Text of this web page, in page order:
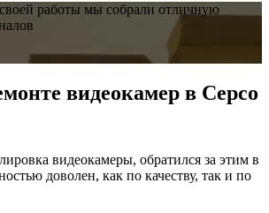
своей работы мы собрали отличную
видеокамер в Серсо
видеокамеры, обратился за этим в
доволен, как по качеству, так и по